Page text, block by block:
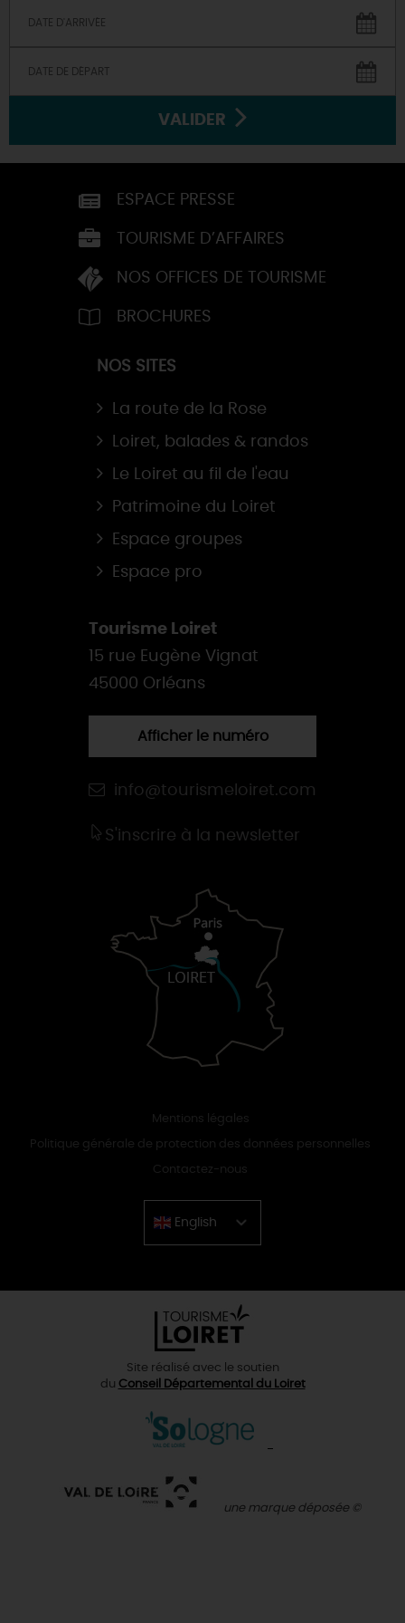
VALIDER
ESPACE PRESSE
TOURISME D’AFFAIRES
NOS OFFICES DE TOURISME
BROCHURES
NOS SITES
La route de la Rose
Loiret, balades & randos
Le Loiret au fil de l'eau
Patrimoine du Loiret
Espace groupes
Espace pro
Tourisme Loiret
15 rue Eugène Vignat
45000 Orléans
Afficher le numéro
info@tourismeloiret.com
S'inscrire à la newsletter
Mentions légales
Politique générale de protection des données personnelles
Contactez-nous
English
Chinese
Site réalisé avec le soutien
du Conseil Départemental du Loiret
une marque déposée ©